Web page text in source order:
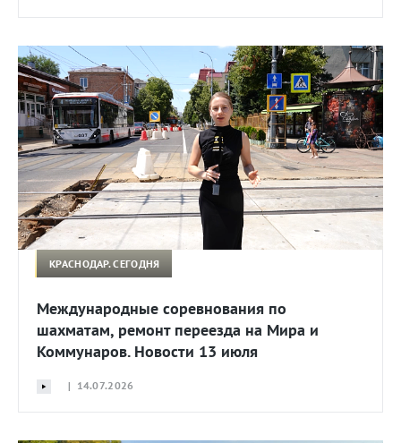
КРАСНОДАР. СЕГОДНЯ
Международные соревнования по
шахматам, ремонт переезда на Мира и
Коммунаров. Новости 13 июля
| 14.07.2026